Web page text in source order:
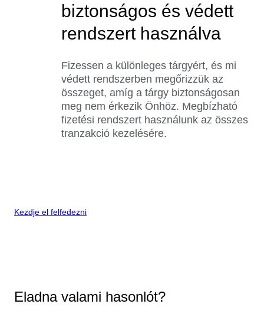
biztonságos és védett
rendszert használva
Fizessen a különleges tárgyért, és mi
védett rendszerben megőrizzük az
összeget, amíg a tárgy biztonságosan
meg nem érkezik Önhöz. Megbízható
fizetési rendszert használunk az összes
tranzakció kezelésére.
Kezdje el felfedezni
Eladna valami hasonlót?